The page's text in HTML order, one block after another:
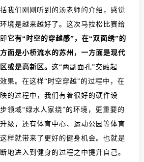
我们刚刚听到的汤老师的介绍，感觉
境是越来越好了。这次马拉松比赛给
它有“时空的穿越感”，在“双面绣”的
面是小桥流水的苏州，一方面是现代
或是高新区。 这“两副面孔”交融起
果。在这样“时空穿越”的过程中，在
的过程中，我们有着很好的硬件设
领域“绿水人家绕”的环境，更重要的
级，还有体育中心、运动公园等体育
样就带来了更好的健身机会。也就是
地进入到健身的过程之中提升自己。